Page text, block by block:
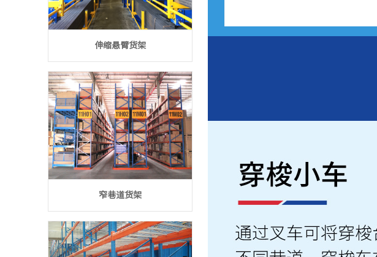
伸缩悬臂货架
窄巷道货架